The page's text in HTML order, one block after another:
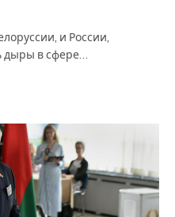
и России,
дыры в сфере…